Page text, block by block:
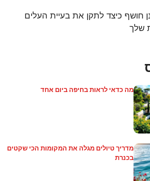
חושף כיצד לתקן את בעיית העלים
שלך
מה כדאי לראות בחיפה ביום אחד
מדריך טיולים מגלה את המקומות הכי שקטים
בכנרת